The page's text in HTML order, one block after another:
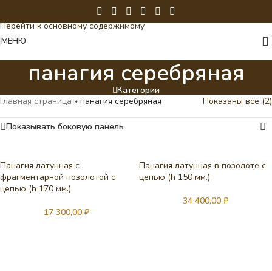
Перейти к основному содержимому
МЕНЮ
панагия серебряная
Категории
Главная страница » панагия серебряная Показаны все (2)
Показывать боковую панель
Панагия латунная с
фрагментарной позолотой с
цепью (h 170 мм.)
17 300,00 ₽
Панагия латунная в позолоте с
цепью (h 150 мм.)
34 400,00 ₽